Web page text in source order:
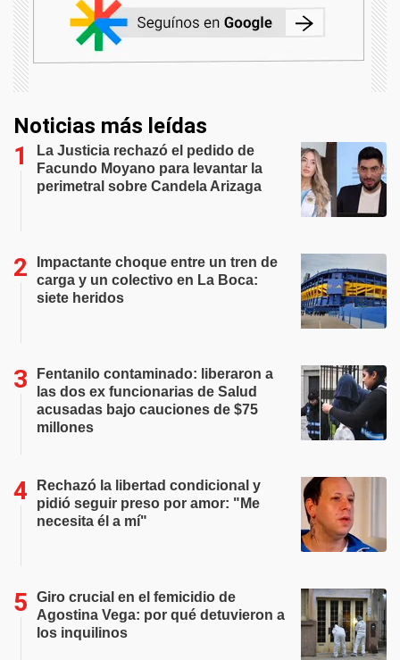
Noticias más leídas
La Justicia rechazó el pedido de
Facundo Moyano para levantar la
perimetral sobre Candela Arizaga
Impactante choque entre un tren de
carga y un colectivo en La Boca:
siete heridos
Fentanilo contaminado: liberaron a
las dos ex funcionarias de Salud
acusadas bajo cauciones de $75
millones
Rechazó la libertad condicional y
pidió seguir preso por amor: "Me
necesita él a mí"
Giro crucial en el femicidio de
Agostina Vega: por qué detuvieron a
los inquilinos